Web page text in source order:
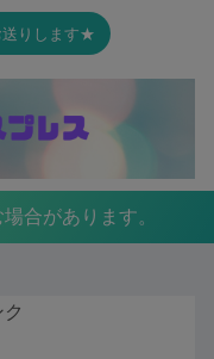
送りします★
合があります。